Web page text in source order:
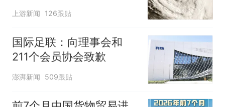
么大
上游新闻 126跟贴
国际足联：向理事会和
211个会员协会致歉
澎湃新闻 509跟贴